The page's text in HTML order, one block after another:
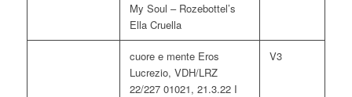
My Soul – Rozebottel’s
Ella Cruella
cuore e mente Eros
Lucrezio, VDH/LRZ
22/227 01021, 21.3.22 I
V3